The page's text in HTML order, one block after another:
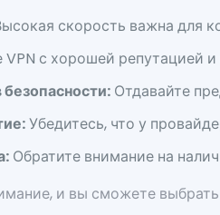
скорость важна для
VPN с хорошей репутацией
Отдавайте
Убедитесь, что у
Обратите внимание на
и вы сможете